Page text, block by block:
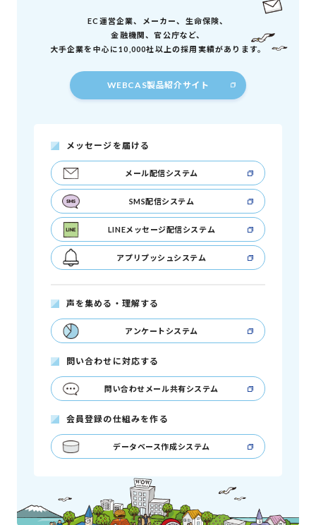
EC運営企業、メーカー、生命保険、
金融機関、官公庁など、
大手企業を中心に10,000社以上の採用実績があります。
WEBCAS製品紹介サイト
メッセージを届ける
メール配信システム
SMS配信システム
LINEメッセージ配信システム
アプリプッシュシステム
声を集める・理解する
アンケートシステム
問い合わせに対応する
問い合わせメール共有システム
会員登録の仕組みを作る
データベース作成システム